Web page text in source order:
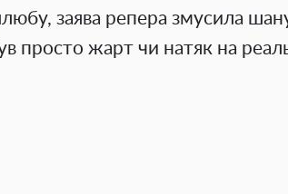
заява репера змусила
просто жарт чи натяк на